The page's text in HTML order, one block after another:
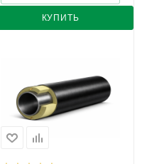
КУПИТЬ